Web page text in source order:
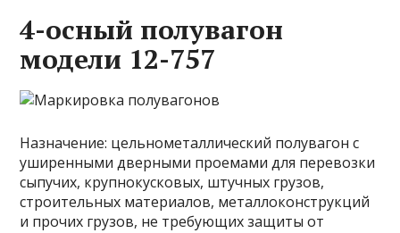
4-осный полувагон
модели 12-757
Назначение: цельнометаллический полувагон с
уширенными дверными проемами для перевозки
сыпучих, крупнокусковых, штучных грузов,
строительных материалов, металлоконструкций
и прочих грузов, не требующих защиты от